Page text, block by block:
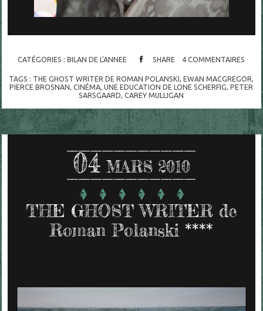
CATÉGORIES : BILAN DE L'ANNEE SHARE 4 COMMENTAIRES
TAGS : THE GHOST WRITER DE ROMAN POLANSKI ,EWAN MACGREGOR
PIERCE BROSNAN ,CINÉMA ,UNE EDUCATION DE LONE SCHERFIG ,PETER
SARSGAARD ,CAREY MULLIGAN
04 MARS 2010
THE GHOST WRITER de
Roman Polanski ****